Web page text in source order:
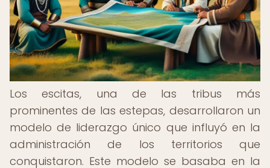
Los escitas, una de las tribus más
prominentes de las estepas, desarrollaron un
modelo de liderazgo único que influyó en la
administración de los territorios que
conquistaron. Este modelo se basaba en la